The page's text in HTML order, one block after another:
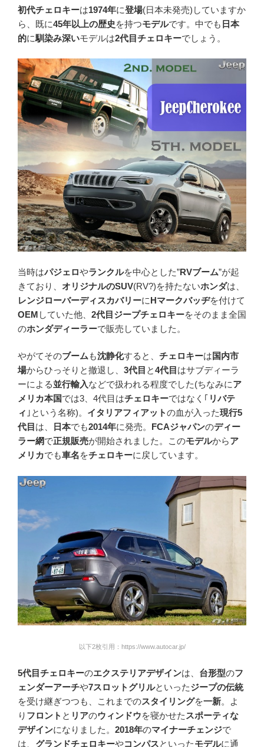
初代チェロキーは1974年に登場(日本未発売)していますか
ら、既に45年以上の歴史 を持つモデルです。中でも 日本
的に馴染み深いモデルは2代目チェロキーでしょう。
当時はパジェロやランクルを中心とした”RVブーム”が起
きており、 オリジナルのSUV(RV?)を持たないホンダは、
レンジローバーディスカバリーにHマークバッヂを付けて
OEM していた他、 2代目ジープチェロキーをそのまま全国
のホンダディーラーで販売していました。
やがてそのブーム も沈静化すると、 チェロキーは国内市
場からひっそりと撤退し、 3代目 と4代目 はサブディーラ
ーによる並行輸入などで扱われる程度でした(ちなみにア
メリカ本国では3、4代目はチェロキーではなく｢ リバテ
ィ ｣という名称)。 イタリアフィアットの血が入った現行5
代目 は、 日本でも2014年に発売。 FCAジャパンのディー
ラー網で正規販売が開始されました。このモデルからア
メリカでも車名をチェロキーに戻しています。
以下2枚引用：https://www.autocar.jp/
5代目チェロキーのエクステリアデザインは、 台形型のフ
ェンダーアーチや7スロットグリルといったジープの伝統
を受け継ぎつつも、これまでのスタイリングを一新。よ
り フロント と リアのウィンドウを寝かせた スポーティな
デザインになりました。 2018年のマイナーチェンジで
は、 グランドチェロキーやコンパスといったモデルに通